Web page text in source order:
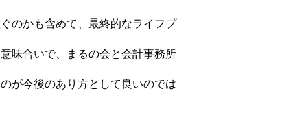
のかも含めて、最終的なライフプ
味合いで、まるの会と会計事務所
が今後のあり方として良いのでは